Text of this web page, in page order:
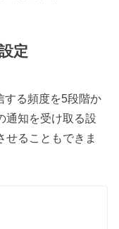
定
する頻度を5段階か
通知を受け取る設
せることもできま